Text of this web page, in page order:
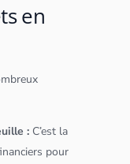
en
: C’est la
pour